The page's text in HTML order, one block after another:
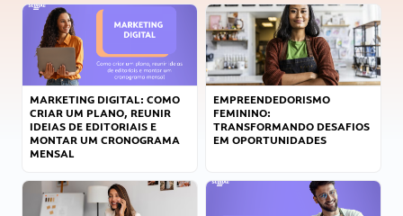
MARKETING DIGITAL: COMO
CRIAR UM PLANO, REUNIR
IDEIAS DE EDITORIAIS E
MONTAR UM CRONOGRAMA
MENSAL
EMPREENDEDORISMO
FEMININO:
TRANSFORMANDO DESAFIOS
EM OPORTUNIDADES